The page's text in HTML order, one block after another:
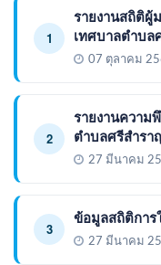
1
รายงานสถิติผู้
เทศบาลตำบล
07 ตุลาคม
2
รายงานความ
ตำบลศรีสำรา
27 มีนาคม
3
ข้อมูลสถิติการ
27 มีนาคม